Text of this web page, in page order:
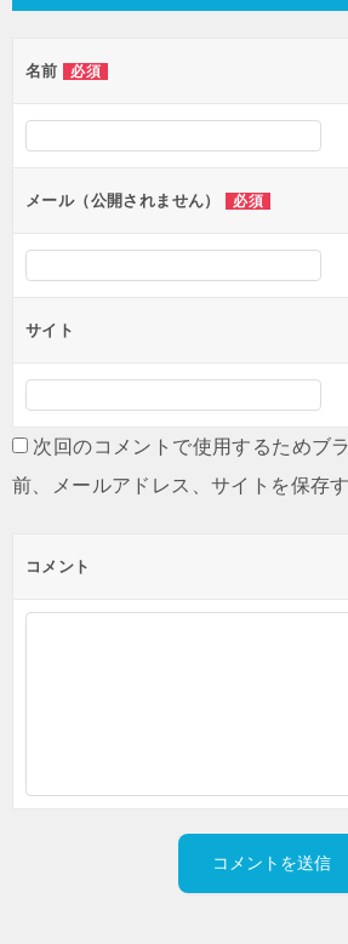
ビ
ー
シ
ン
名前 必須
メール（公開されません） 必須
サイト
次回のコメントで使用するためブ
前、メールアドレス、サイトを保存す
コメント